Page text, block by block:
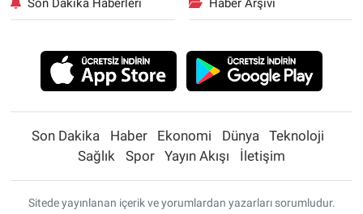
Son Dakika Haberleri Haber Arşivi
Son Dakika Haber Ekonomi Dünya
Teknoloji
Sağlık
Spor Yayın Akışı İletişim
Sitede yayınlanan içerik ve yorumlardan yazarları sorumludur.